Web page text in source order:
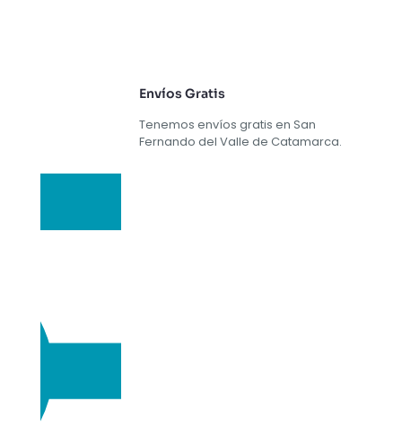
Envíos Gratis
Tenemos envíos gratis en San
Fernando del Valle de Catamarca.